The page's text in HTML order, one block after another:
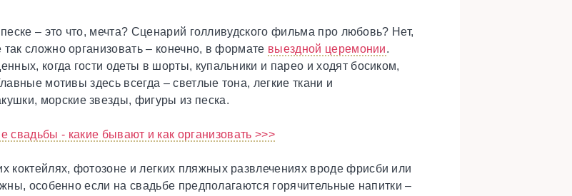
– это что, мечта? Сценарий голливудского фильма про любовь? Нет,
сложно организовать – конечно, в формате выездной церемонии.
когда гости одеты в шорты, купальники и парео и ходят босиком,
мотивы здесь всегда – светлые тона, легкие ткани и
морские звезды, фигуры из песка.
свадьбы - какие бывают и как организовать >>>
фотозоне и легких пляжных развлечениях вроде фрисби или
особенно если на свадьбе предполагаются горячительные напитки –